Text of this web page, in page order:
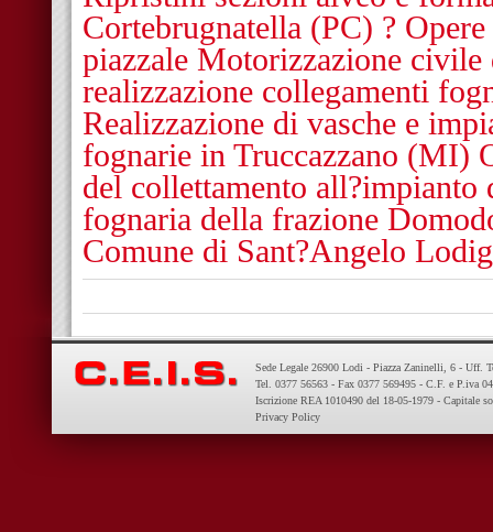
Cortebrugnatella (PC) ?
piazzale Motorizzazione
realizzazione collegamenti
Realizzazione di vasche e
fognarie in Truccazzano (MI)
del collettamento all?impianto
fognaria della frazione
Comune di Sant?Angelo
Sede Legale 26900 Lodi - Piazza Zaninelli, 6 - Uff.
Tel. 0377 56563 - Fax 0377 569495 - C.F. e P.iva
Iscrizione REA 1010490 del 18-05-1979 - Capitale
Privacy Policy